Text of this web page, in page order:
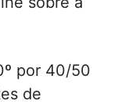
por 40/50
de